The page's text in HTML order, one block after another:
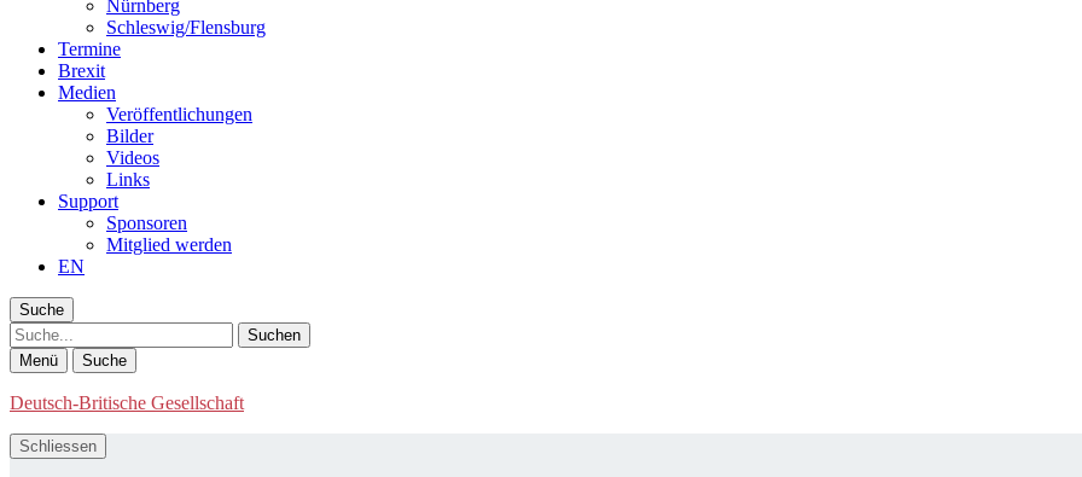
Nürnberg
Schleswig/Flensburg
Termine
Brexit
Medien
Veröffentlichungen
Bilder
Videos
Links
Support
Sponsoren
Mitglied werden
EN
Suche
Suche
Menü Suche
Deutsch-Britische Gesellschaft
Schliessen